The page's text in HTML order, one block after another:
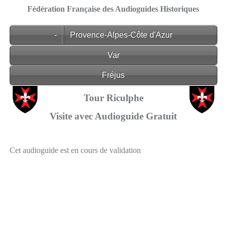
Fédération Française des Audioguides Historiques
- Provence-Alpes-Côte d'Azur
Var
Fréjus
Tour Riculphe
Visite avec Audioguide Gratuit
Cet audioguide est en cours de validation